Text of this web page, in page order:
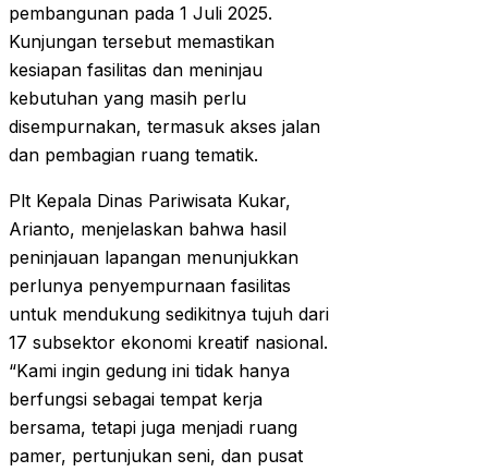
pembangunan pada 1 Juli 2025.
Kunjungan tersebut memastikan
kesiapan fasilitas dan meninjau
kebutuhan yang masih perlu
disempurnakan, termasuk akses jalan
dan pembagian ruang tematik.
Plt Kepala Dinas Pariwisata Kukar,
Arianto, menjelaskan bahwa hasil
peninjauan lapangan menunjukkan
perlunya penyempurnaan fasilitas
untuk mendukung sedikitnya tujuh dari
17 subsektor ekonomi kreatif nasional.
“Kami ingin gedung ini tidak hanya
berfungsi sebagai tempat kerja
bersama, tetapi juga menjadi ruang
pamer, pertunjukan seni, dan pusat